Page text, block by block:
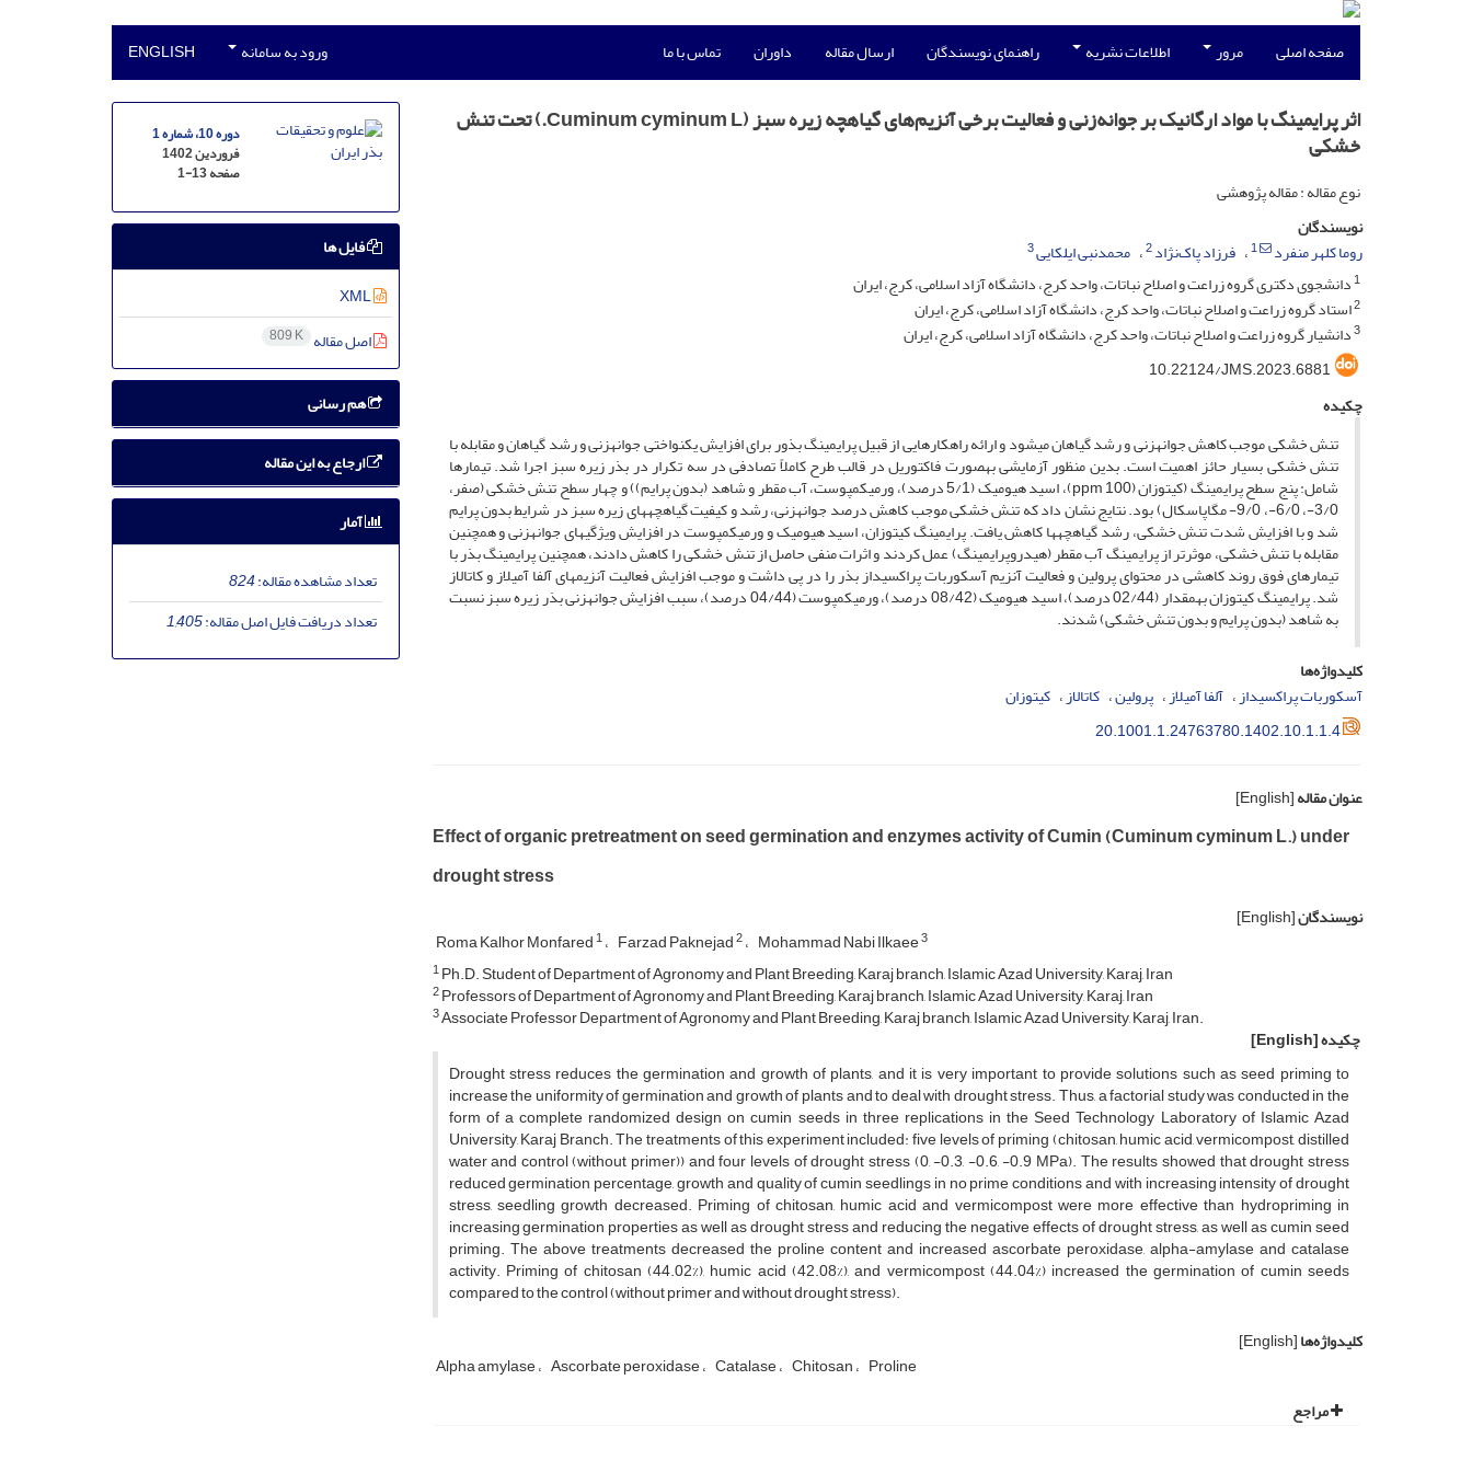
صفحه اصلی مرور اطلاعات نشریه راهنمای نویسندگان ارسال مقاله داوران تماس با ما ورود به سامانه ENGLISH
اثر پرایمینگ با مواد ارگانیک بر جوانه‌زنی و فعالیت برخی آنزیم‌های گیاهچه زیره سبز (Cuminum cyminum L.) تحت تنش
خشکی
نوع مقاله : مقاله پژوهشی
نویسندگان
روما کلهر منفرد
1 فرزاد پاک‌نژاد2 محمدنبی ایلکایی3
1دانشجوی دکتری گروه زراعت و اصلاح نباتات، واحد کرج، دانشگاه آزاد اسلامی، کرج، ایران
2استاد گروه زراعت و اصلاح نباتات، واحد کرج، دانشگاه آزاد اسلامی، کرج، ایران
3دانشیار گروه زراعت و اصلاح نباتات، واحد کرج، دانشگاه آزاد اسلامی، کرج، ایران
10.22124/JMS.2023.6881
چکیده
تنش خشکی موجب کاهش جوانه­زنی و رشد گیاهان می­شود و ارائه راه­کارهایی از قبیل پرایمینگ بذور برای افزایش یکنواختی جوانه­زنی و رشد گیاهان و مقابله با
تنش خشکی بسیار حائز اهمیت است. بدین منظور آزمایشی به­صورت فاکتوریل در قالب طرح کاملاً تصادفی در سه تکرار در بذر زیره سبز اجرا شد. تیمارها
شامل: پنج سطح پرایمینگ (کیتوزان (ppm 100)، اسید هیومیک (5/1 درصد)، ورمی­کمپوست، آب مقطر و شاهد (بدون پرایم)) و چهار سطح تنش خشکی (صفر،
3/0-، 6/0-، 9/0- مگاپاسکال) بود. نتایج نشان داد که تنش خشکی موجب کاهش درصد جوانه­زنی، رشد و کیفیت گیاهچه­های زیره سبز در شرایط بدون پرایم
شد و با افزایش شدت تنش خشکی، رشد گیاهچه­ها کاهش یافت. پرایمینگ کیتوزان، اسید هیومیک و ورمی­کمپوست در افزایش ویژگی­های جوانه­زنی و همچنین
مقابله با تنش خشکی، موثرتر از پرایمینگ آب مقطر (هیدروپرایمینگ) عمل کردند و اثرات منفی حاصل از تنش خشکی را کاهش دادند، همچنین پرایمینگ بذر با
تیمارهای فوق روند کاهشی در محتوای پرولین و فعالیت آنزیم آسکوربات پراکسیداز بذر را در پی داشت و موجب افزایش فعالیت آنزیم­های آلفا آمیلاز و کاتالاز
شد. پرایمینگ کیتوزان به­مقدار (02/44 درصد)، اسید هیومیک (08/42 درصد)، ورمی­کمپوست (04/44 درصد)، سبب افزایش جوانه­زنی بذر زیره سبز نسبت
به شاهد (بدون پرایم و بدون تنش خشکی) شدند.
کلیدواژه‌ها
آسکوربات پراکسیداز آلفا آمیلاز پرولین کاتالاز کیتوزان
20.1001.1.24763780.1402.10.1.1.4
عنوان مقاله[English]
Effect of organic pretreatment on seed germination and enzymes activity of Cumin (Cuminum cyminum L.) under
drought stress
نویسندگان[English]
Roma Kalhor Monfared1 Farzad Paknejad2 Mohammad Nabi Ilkaee3
1Ph.D. Student of Department of Agronomy and Plant Breeding, Karaj branch, Islamic Azad University, Karaj, Iran
2Professors of Department of Agronomy and Plant Breeding, Karaj branch, Islamic Azad University, Karaj, Iran
3Associate Professor Department of Agronomy and Plant Breeding, Karaj branch, Islamic Azad University, Karaj, Iran.
چکیده[English]
Drought stress reduces the germination and growth of plants, and it is very important to provide solutions such as seed priming to
increase the uniformity of germination and growth of plants and to deal with drought stress. Thus, a factorial study was conducted in the
form of a complete randomized design on cumin seeds in three replications in the Seed Technology Laboratory of Islamic Azad
University, Karaj Branch. The treatments of this experiment included: five levels of priming (chitosan, humic acid, vermicompost, distilled
water and control (without primer)) and four levels of drought stress (0, -0.3, -0.6, -0.9 MPa). The results showed that drought stress
reduced germination percentage, growth and quality of cumin seedlings in no prime conditions and with increasing intensity of drought
stress, seedling growth decreased. Priming of chitosan, humic acid and vermicompost were more effective than hydropriming in
increasing germination properties as well as drought stress and reducing the negative effects of drought stress, as well as cumin seed
priming. The above treatments decreased the proline content and increased ascorbate peroxidase, alpha-amylase and catalase
activity. Priming of chitosan (44.02%), humic acid (42.08%), and vermicompost (44.04%) increased the germination of cumin seeds
compared to the control (without primer and without drought stress).
کلیدواژه‌ها[English]
Alpha amylase Ascorbate peroxidase Catalase Chitosan Proline
مراجع
دوره 10، شماره 1
فروردین 1402
صفحه1-13
فایل ها
XML
اصل مقاله 809 K
هم رسانی
ارجاع به این مقاله
آمار
تعداد مشاهده مقاله:824
تعداد دریافت فایل اصل مقاله:1,405